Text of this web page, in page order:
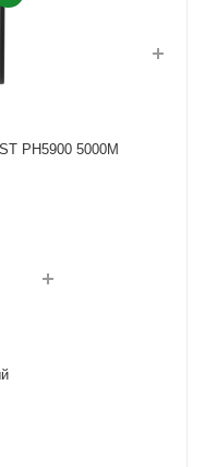
PH5900 5000M